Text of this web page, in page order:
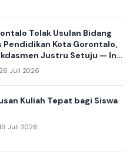
Tolak Usulan Bidang
Pendidikan Kota Gorontalo,
Justru Setuju — Ini
26 Juli 2026
Kuliah Tepat bagi Siswa
Juli 2026